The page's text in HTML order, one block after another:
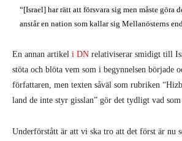
“[Israel] har rätt att försvara sig men måste göra
anstår en nation som kallar sig Mellanösterns
En annan artikel i DN relativiserar smidigt till
stöta och blöta vem som i begynnelsen började
författaren, men texten såväl som rubriken
land de inte styr gisslan” gör det tydligt vad som
Underförstått är att vi ska tro att det först är nu